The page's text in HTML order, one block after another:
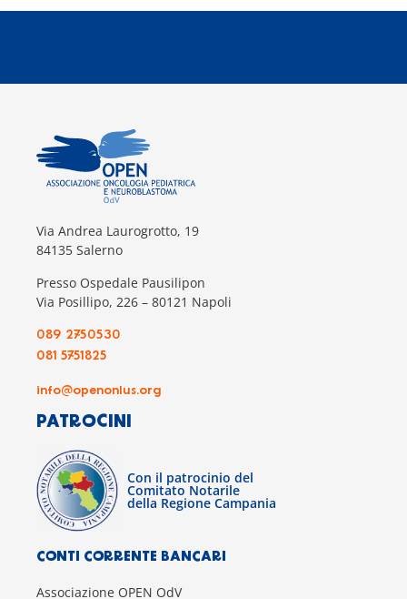
Via Andrea Laurogrotto, 19
84135 Salerno
Presso Ospedale Pausilipon
Via Posillipo, 226 – 80121 Napoli
089 2750530
081 5751825
info@openonlus.org
PATROCINI
Con il patrocinio del
Comitato Notarile
della Regione Campania
CONTI CORRENTE BANCARI
Associazione OPEN OdV